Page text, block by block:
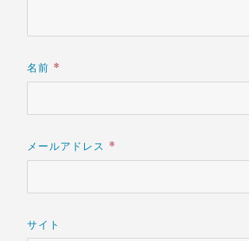
名前 *
メールアドレス *
サイト